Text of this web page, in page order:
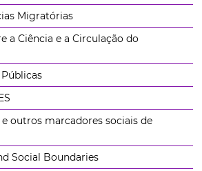
Migratórias
a Ciência e a Circulação do
e outros marcadores sociais de
Social Boundaries